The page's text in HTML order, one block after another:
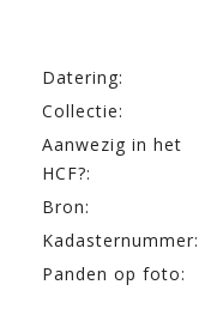
Datering:
Collectie:
Aanwezig in het
HCF?:
Bron:
Kadasternummer:
Panden op foto: